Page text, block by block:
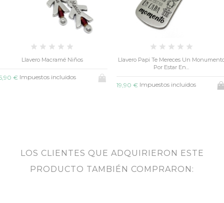
Llavero Papi Te Mereces Un Monumento
Impuestos incluidos
Sacapuntas
LOS CLIENTES QUE ADQUIRIERON ESTE
PRODUCTO TAMBIÉN COMPRARON: